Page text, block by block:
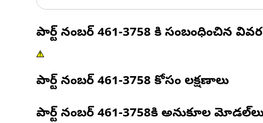
పార్ట్ నంబర్ 461-3758 కి సంబంధించిన
పార్ట్ నంబర్ 461-3758 కోసం లక్షణాలు
పార్ట్ నంబర్ 461-3758కి అనుకూల